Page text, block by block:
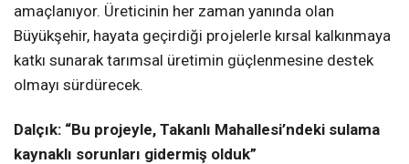
amaçlanıyor. Üreticinin her zaman yanında olan
Büyükşehir, hayata geçirdiği projelerle kırsal kalkınmaya
katkı sunarak tarımsal üretimin güçlenmesine destek
olmayı sürdürecek.
Dalçık: “Bu projeyle, Takanlı Mahallesi’ndeki sulama
kaynaklı sorunları gidermiş olduk”